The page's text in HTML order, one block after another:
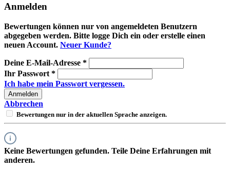
Anmelden
Bewertungen können nur von angemeldeten Benutzern
abgegeben werden. Bitte logge Dich ein oder erstelle einen
neuen Account. Neuer Kunde?
Deine E-Mail-Adresse *
Ihr Passwort *
Ich habe mein Passwort vergessen.
Anmelden
Abbrechen
Bewertungen nur in der aktuellen Sprache anzeigen.
Keine Bewertungen gefunden. Teile Deine Erfahrungen mit
anderen.